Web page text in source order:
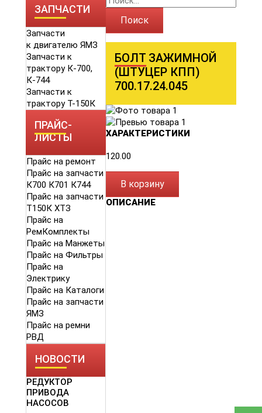
ЗАПЧАСТИ
Запчасти
к двигателю ЯМЗ
Запчасти к
трактору К-700,
К-744
Запчасти к
трактору Т-150К
ПРАЙС-
ЛИСТЫ
Прайс на ремонт
Прайс на запчасти
К700 К701 К744
Прайс на запчасти
Т150К ХТЗ
Прайс на
РемКомплекты
Прайс на Манжеты
Прайс на Фильтры
Прайс на
Электрику
Прайс на Каталоги
Прайс на запчасти
ЯМЗ
Прайс на ремни
РВД
НОВОСТИ
РЕДУКТОР
ПРИВОДА
НАСОСОВ
Поиск
БОЛТ ЗАЖИМНОЙ
(ШТУЦЕР КПП)
700.17.24.045
ХАРАКТЕРИСТИКИ
120.00
В корзину
ОПИСАНИЕ